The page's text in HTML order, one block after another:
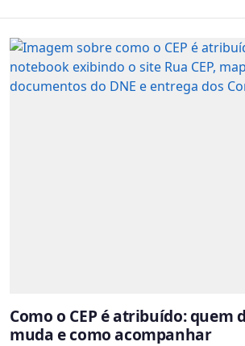
Como o CEP é atribuído: quem
muda e como acompanhar